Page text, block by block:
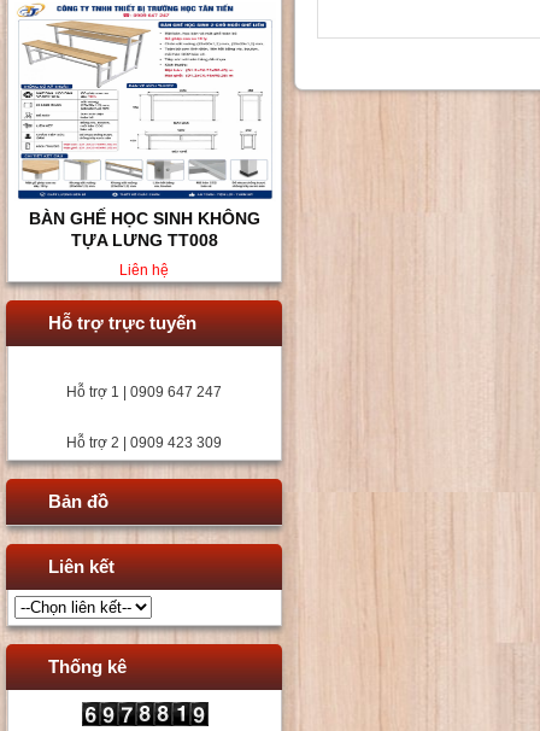
BÀN GHẾ HỌC SINH KHÔNG
TỰA LƯNG TT008
Liên hệ
Hỗ trợ trực tuyến
Hỗ trợ 1 | 0909 647 247
Hỗ trợ 2 | 0909 423 309
Bản đồ
Liên kết
Thống kê